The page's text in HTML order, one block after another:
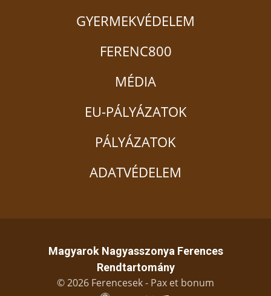
GYERMEKVÉDELEM
FERENC800
MÉDIA
EU-PÁLYÁZATOK
PÁLYÁZATOK
ADATVÉDELEM
Magyarok Nagyasszonya Ferences
Rendtartomány
© 2026 Ferencesek - Pax et bonum